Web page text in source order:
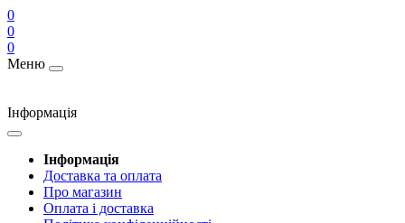
0
0
0
Меню
Інформація
Інформація
Доставка та оплата
Про магазин
Оплата і доставка